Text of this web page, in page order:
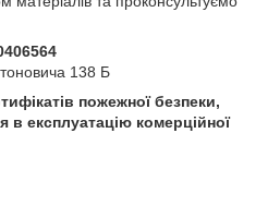
138 Б
пожежної безпеки,
в експлуатацію комерційної